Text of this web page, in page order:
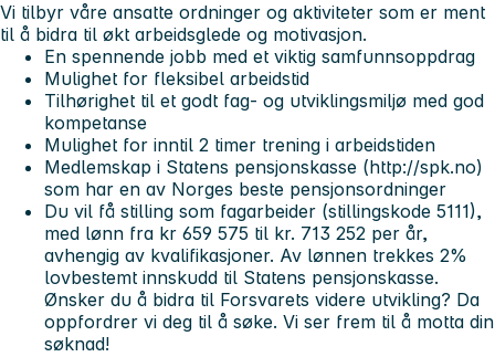
Vi tilbyr våre ansatte ordninger og aktiviteter som er ment
til å bidra til økt arbeidsglede og motivasjon.
En spennende jobb med et viktig samfunnsoppdrag
Mulighet for fleksibel arbeidstid
Tilhørighet til et godt fag- og utviklingsmiljø med god
kompetanse
Mulighet for inntil 2 timer trening i arbeidstiden
Medlemskap i Statens pensjonskasse (http://spk.no)
som har en av Norges beste pensjonsordninger
Du vil få stilling som fagarbeider (stillingskode 5111),
med lønn fra kr 659 575 til kr. 713 252 per år,
avhengig av kvalifikasjoner. Av lønnen trekkes 2%
lovbestemt innskudd til Statens pensjonskasse.
Ønsker du å bidra til Forsvarets videre utvikling? Da
oppfordrer vi deg til å søke. Vi ser frem til å motta din
søknad!